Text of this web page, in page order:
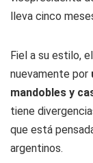
lleva cinco
Fiel a su estilo,
nuevamente por
mandobles y
tiene
que está
argentinos.